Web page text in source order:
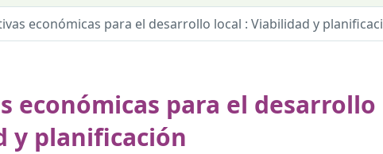
económicas para el desarrollo local : Viabilidad y
económicas para el desarrollo
y planificación